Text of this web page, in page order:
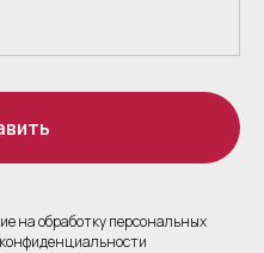
на обработку персональных